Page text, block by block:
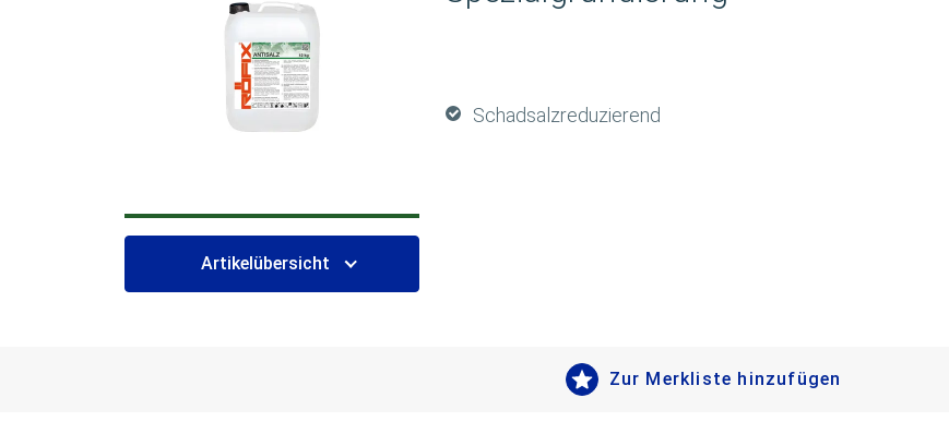
Schadsalzreduzierend
Artikelübersicht
Zur Merkliste hinzufügen